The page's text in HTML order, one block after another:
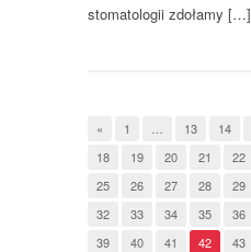
stomatologii zdołamy […]
« 1 13 14
18
19 20 21 22
25
26 27 28 29
32
33 34 35 36
39
40 41 42 43